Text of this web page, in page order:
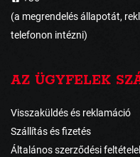
(a megrendelés állapotát,
telefonon intézni)
AZ ÜGYFELEK
Visszaküldés és reklamáció
Szállítás és fizetés
Általános szerződési